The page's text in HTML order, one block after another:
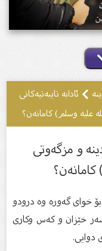
ئادابە تایبەتیەکانی
وسلم) کامانەن؟
و مزگەوتی
گەورە وە درودو
خێزان و كەس وكارى